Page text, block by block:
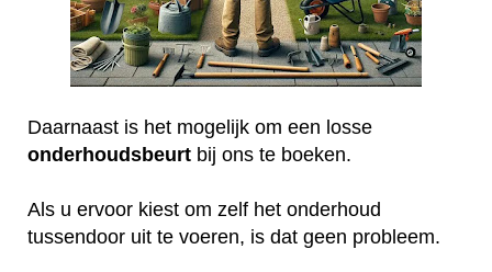
Daarnaast is het mogelijk om een losse
onderhoudsbeurt bij ons te boeken.
Als u ervoor kiest om zelf het onderhoud
tussendoor uit te voeren, is dat geen probleem.